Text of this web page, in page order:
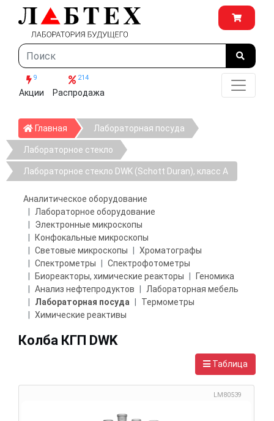
9
Акции
214
Распродажа
Главная ГлавнаяЛабораторная посуда
Лабораторное стекло
Лабораторное стекло DWK (Schott Duran), класс А
Аналитическое оборудование
Лабораторное оборудование
Электронные микроскопы
Конфокальные микроскопы
Световые микроскопы
Хроматографы
Спектрометры
Спектрофотометры
Биореакторы, химические реакторы
Геномика
Анализ нефтепродуктов
Лабораторная мебель
Лабораторная посуда
Термометры
Химические реактивы
Колба КГП DWK
Таблица
LM80539